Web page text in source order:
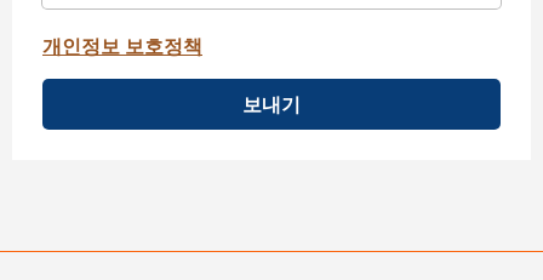
개인정보 보호정책
보내기